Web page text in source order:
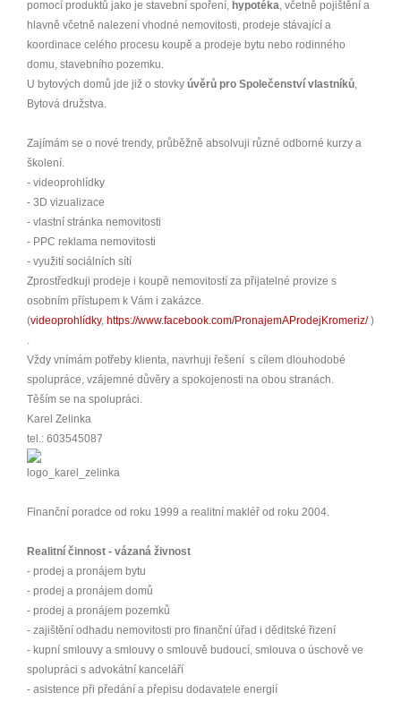
pomocí produktů jako je stavební spoření, hypotéka , včetně pojištění a
hlavně včetně nalezení vhodné nemovitosti, prodeje stávající a
koordinace celého procesu koupě a prodeje bytu nebo rodinného
domu, stavebního pozemku.
U bytových domů jde již o stovky úvěrů pro Společenství vlastníků
Bytová družstva.
Zajímám se o nové trendy, průběžně absolvuji různé odborné kurzy a
školení.
- videoprohlídky
- 3D vizualizace
- vlastní stránka nemovitosti
- PPC reklama nemovitosti
- využití sociálních sítí
Zprostředkuji prodeje i koupě nemovitostí za přijatelné provize s
osobním přístupem k Vám i zakázce.
(videoprohlídky, https://www.facebook.com/PronajemAProdejKromeriz/)
Vždy vnímám potřeby klienta, navrhuji řešení s cílem dlouhodobé
spolupráce, vzájemné důvěry a spokojenosti na obou stranách.
Těším se na spolupráci.
Karel Zelinka
tel.: 603545087
Finanční poradce od roku 1999 a realitní makléř od roku 2004.
Realitní činnost - vázaná živnost
- prodej a pronájem bytu
- prodej a pronájem domů
- prodej a pronájem pozemků
- zajištění odhadu nemovitosti pro finanční úřad i děditské řizení
- kupní smlouvy a smlouvy o smlouvě budoucí, smlouva o úschově ve
spolupráci s advokátní kanceláří
- asistence při předání a přepisu dodavatele energií